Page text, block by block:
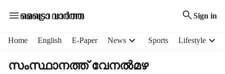
Sign in
Home English E-Paper News Sports Lifestyle
സംസ്ഥാനത്ത് വേനൽമഴ